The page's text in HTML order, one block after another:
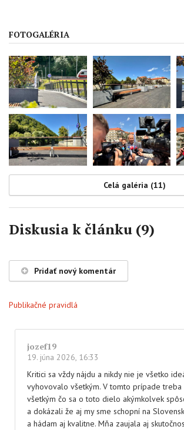
FOTOGALÉRIA
Celá galéria (11)
Diskusia k článku (9)
Pridať nový komentár
Publikačné pravidlá
jozef19
19. júna 2026, 16:33
Kritici sa vždy nájdu a nikdy nie je všetko
vyhovovalo všetkým. V tomto prípade
všetkým čo sa o toto dielo akýmkolvek
a dokázali že aj my sme schopní na
a hádam aj kvalitne. Mňa zaujala aj